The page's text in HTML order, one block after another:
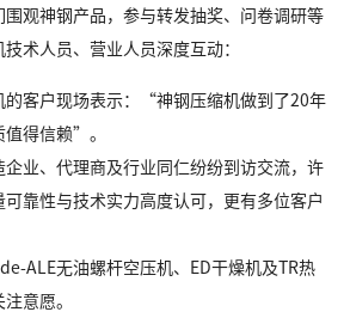
观神钢产品，参与转发抽奖、问卷调研等
术人员、营业人员深度互动：
的客户现场表示：“神钢压缩机做到了20年
得信赖”。
企业、代理商及行业同仁纷纷到访交流，许
靠性与技术实力高度认可，更有多位客户
ALE无油螺杆空压机、ED干燥机及TR热
意愿。